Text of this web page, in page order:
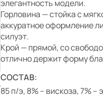
элегантность модели.
Горловина — стойка с
аккуратное оформление
силуэт.
Крой — прямой, со
отлично держит форму
СОСТАВ:
85 п/э, 8% – вискоза, 7% –